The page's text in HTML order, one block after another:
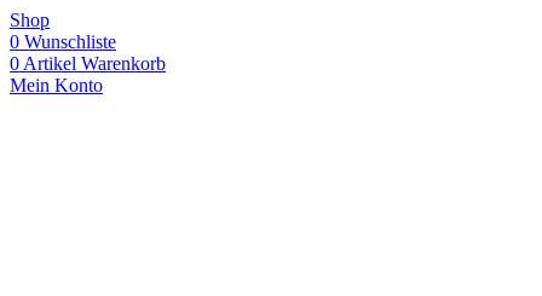
Shop
0 Wunschliste
0 Artikel Warenkorb
Mein Konto